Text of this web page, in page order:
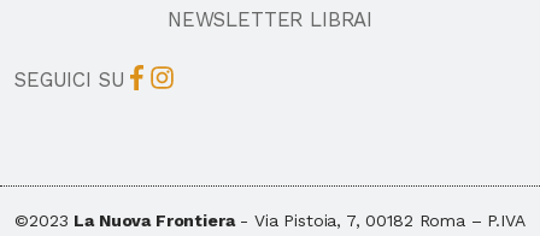
NEWSLETTER LIBRAI
SEGUICI SU
©2023 La Nuova Frontiera- Via Pistoia, 7, 00182 Roma – P.IVA